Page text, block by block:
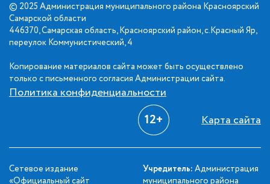
© 2025 Администрация муниципального района Красноярский
Самарской области
446370, Самарская область, Красноярский район, с.Красный Яр,
переулок Коммунистический, 4
Копирование материалов сайта может быть осуществлено
только с письменного согласия Администрации сайта.
Политика конфиденциальности
12+ Карта сайта
Сетевое издание
«Официальный сайт
Учредитель: Администрация
муниципального района